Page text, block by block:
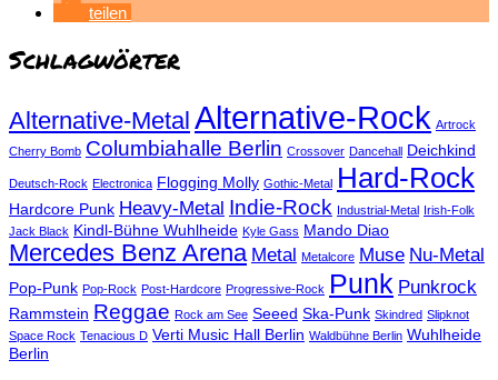
teilen
Schlagwörter
Alternative-Metal Alternative-Rock Artrock
Cherry Bomb Columbiahalle Berlin Crossover Dancehall Deichkind
Deutsch-Rock Electronica Flogging Molly Gothic-Metal Hard-Rock
Hardcore Punk Heavy-Metal Indie-Rock Industrial-Metal Irish-Folk
Jack Black Kindl-Bühne Wuhlheide Kyle Gass Mando Diao
Mercedes Benz Arena Metal Metalcore Muse Nu-Metal
Pop-Punk Pop-Rock Post-Hardcore Progressive-Rock Punk Punkrock
Rammstein Reggae Rock am See Seeed Ska-Punk Skindred Slipknot
Space Rock Tenacious D Verti Music Hall Berlin Waldbühne Berlin Wuhlheide
Berlin